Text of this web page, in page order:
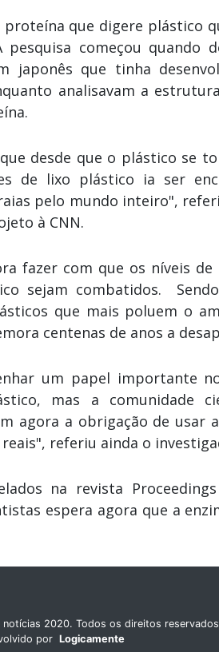
que digere plástico
pesquisa começou quando
japonês que tinha
analisavam a
desde que o plástico se
de lixo plástico ia ser
pelo mundo inteiro",
à CNN.
fazer com que os níveis
sejam combatidos.
que mais poluem o
centenas de anos a
um papel importante
mas a comunidade
agora a obrigação de usar
referiu ainda o
na revista
espera agora que a
2020. Todos os direitos
por Logicamente